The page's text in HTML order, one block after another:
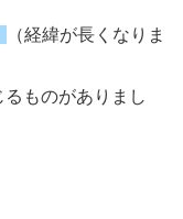
（経緯が長くなりま
ものがありまし